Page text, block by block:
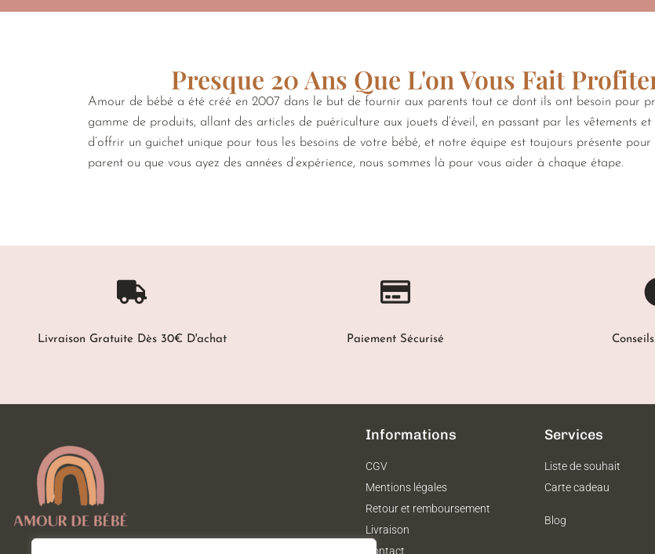
Presque 20 Ans Que L'on Vous Fait
Amour de bébé a été créé en 2007 dans le but de fournir aux parents tout ce dont ils ont besoin pour
gamme de produits, allant des articles de puériculture aux jouets d’éveil, en passant par les vêtements
d’offrir un guichet unique pour tous les besoins de votre bébé, et notre équipe est toujours présente
parent ou que vous ayez des années d’expérience, nous sommes là pour vous aider à chaque étape.
Livraison Gratuite Dès 30€ D'achat Paiement Sécurisé
Informations
CGV
Mentions légales
Retour et remboursement
Livraison
Contact
Services
Liste de souhait
Carte cadeau
Blog